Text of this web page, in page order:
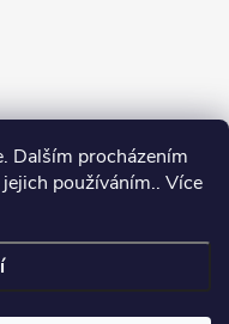
Dalším procházením
používáním.. Více